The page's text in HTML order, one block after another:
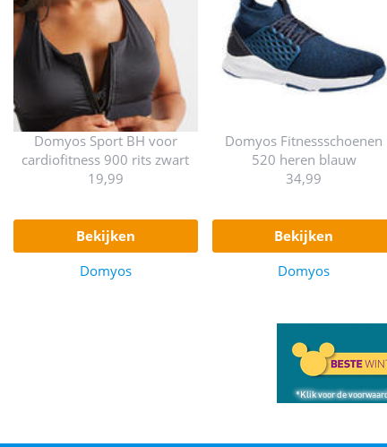
Domyos Sport BH voor
cardiofitness 900 rits zwart
19,99
bekijken
Domyos
Domyos Fitnessschoenen
520 heren blauw
34,99
bekijken
Domyos